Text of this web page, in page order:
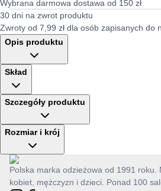
Wybrana darmowa dostawa od 150 zł
30 dni na zwrot produktu
Zwroty od 7,99 zł dla osób zapisanych do
Opis produktu
Skład
Szczegóły produktu
Rozmiar i krój
Polska marka odzieżowa od 1991 roku.
kobiet, mężczyzn i dzieci. Ponad 100